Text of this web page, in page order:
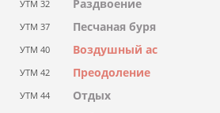
УТМ 32 Раздвоение
УТМ 37 Песчаная буря
УТМ 40 Воздушный ас
УТМ 42 Преодоление
УТМ 44 Отдых